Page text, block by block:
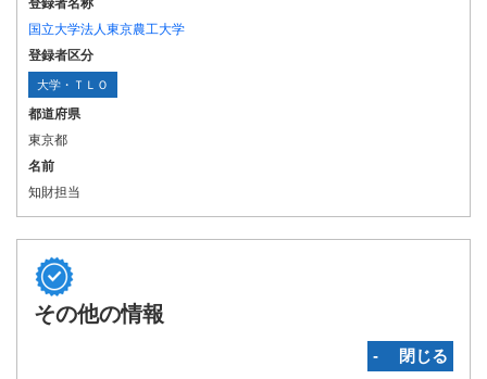
登録者名称
国立大学法人東京農工大学
登録者区分
大学・ＴＬＯ
都道府県
東京都
名前
知財担当
その他の情報
‐ 閉じる